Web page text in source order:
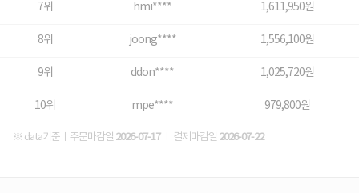
7위 hmi**** 1,611,950원
8위 joong**** 1,556,100원
9위 ddon**** 1,025,720원
10위 mpe**** 979,800원
※ data기준ㅣ주문마감일 2026-07-17ㅣ 결제마감일 2026-07-22